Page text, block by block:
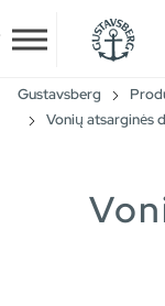
Skip to main content
Gustavsberg
Vonių atsarginės